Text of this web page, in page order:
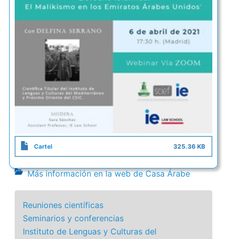
Cartel 325.36 KB
Más información en la web de Casa Árabe
Reuniones científicas
Seminarios y conferencias
Instituto de Lenguas y Culturas del